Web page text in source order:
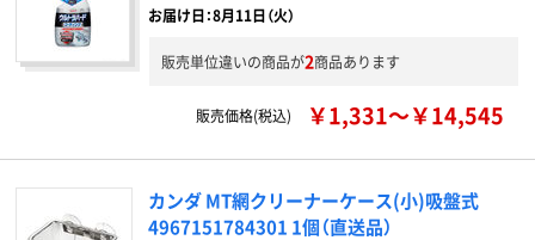
お届け日：8月11日（火）
販売単位違いの商品が2商品あります
販売価格(税込) ￥1,331～￥14,545
カンダ MT網クリーナーケース(小)吸盤式
4967151784301 1個（直送品）